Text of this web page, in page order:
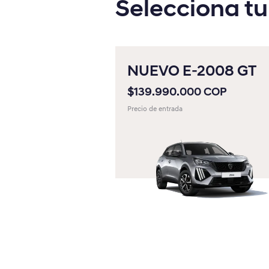
Hyundai Comerciales
Fiat
Jeep
Selecciona
NUEVO E-2008 GT
$139.990.000 COP
Precio de entrada